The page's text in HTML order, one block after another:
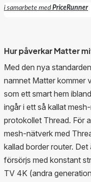
i samarbete med PriceRunner
Hur påverkar Matter
Med den nya
namnet Matter kommer
som ett smart hem
ingår i ett så kallat
protokollet Thread. För
mesh-nätverk med
kallad border router.
försörjs med konstant
TV 4K (andra